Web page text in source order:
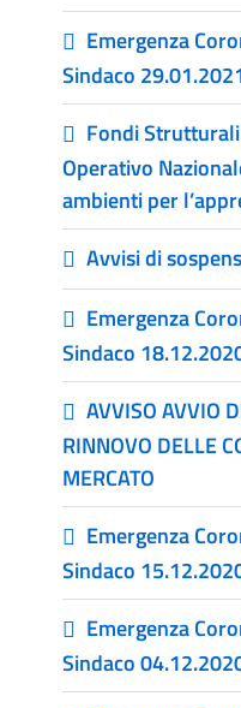
Emergenza
Sindaco
Fondi
Operativo
ambienti per
Avvisi di
Emergenza
Sindaco
AVVISO AVVIO
RINNOVO DELLE
MERCATO
Emergenza
Sindaco
Emergenza
Sindaco